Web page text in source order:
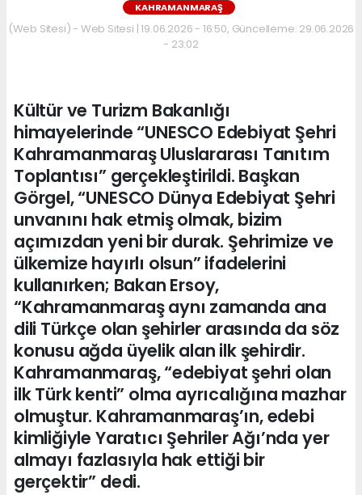
KAHRAMANMARAŞ
(Web Sitesi) - Web Sitesi | 19.06.2026 - 16:50, Güncelleme: 29.06.2026
- 23:02
Kültür ve Turizm Bakanlığı
himayelerinde “UNESCO Edebiyat Şehri
Kahramanmaraş Uluslararası Tanıtım
Toplantısı” gerçekleştirildi. Başkan
Görgel, “UNESCO Dünya Edebiyat Şehri
unvanını hak etmiş olmak, bizim
açımızdan yeni bir durak. Şehrimize ve
ülkemize hayırlı olsun” ifadelerini
kullanırken; Bakan Ersoy,
“Kahramanmaraş aynı zamanda ana
dili Türkçe olan şehirler arasında da söz
konusu ağda üyelik alan ilk şehirdir.
Kahramanmaraş, “edebiyat şehri olan
ilk Türk kenti” olma ayrıcalığına mazhar
olmuştur. Kahramanmaraş’ın, edebi
kimliğiyle Yaratıcı Şehriler Ağı’nda yer
almayı fazlasıyla hak ettiği bir
gerçektir” dedi.